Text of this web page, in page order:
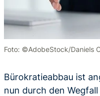
Foto: ©AdobeStock/Daniels
Bürokratieabbau ist
nun durch den